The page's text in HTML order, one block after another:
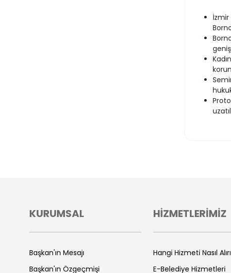
İzmir
KURUMSAL
Başkan'ın Mesajı
Başkan'ın Özgeçmişi
HİZMETLERİMİZ
Hangi Hizmeti Nasıl
E-Belediye Hizmetleri